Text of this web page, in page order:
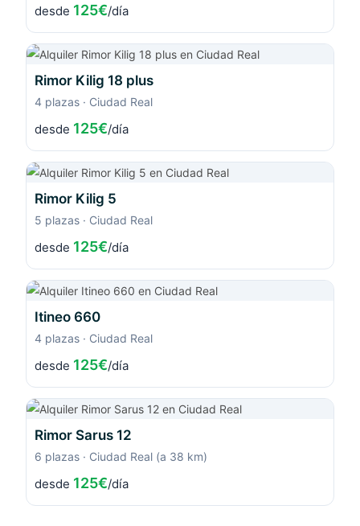
desde 125€/día
Rimor Kilig 18 plus
4 plazas · Ciudad Real
desde 125€/día
Rimor Kilig 5
5 plazas · Ciudad Real
desde 125€/día
Itineo 660
4 plazas · Ciudad Real
desde 125€/día
Rimor Sarus 12
6 plazas · Ciudad Real (a 38 km)
desde 125€/día